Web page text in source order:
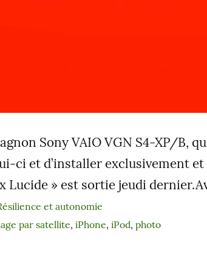
Sony VAIO VGN S4-XP/B,
ci et d’installer exclusivement
» est sortie jeudi
et autonomie
par satellite, iPhone, iPod, photo